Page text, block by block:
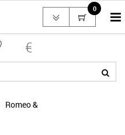
0
Romeo &